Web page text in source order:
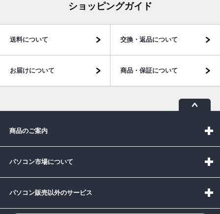
ショッピングガイド
送料について 交換・返品について
お届けについて 商品・保証について
商品のご案内
パソコン市場について
パソコン販売以外のサービス